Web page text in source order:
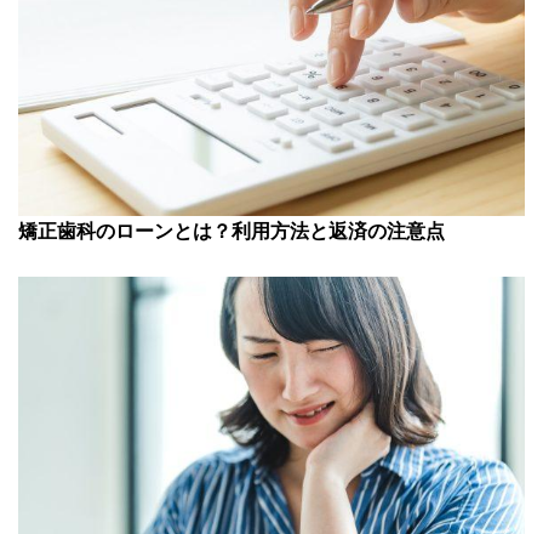
矯正歯科のローンとは？利用方法と返済の注意点